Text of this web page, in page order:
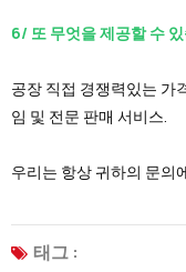
6/ 또 무엇을 제공할 수
공장 직접 경쟁력있는 가
임 및 전문 판매 서비스.
우리는 항상 귀하의 문의
태그 :